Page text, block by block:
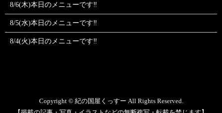
8/6(木)本日のメニューです‼️
8/5(水)本日のメニューです‼️
8/4(火)本日のメニューです‼️
Copyright © 紀の国屋くっすー All Rights Reserved.